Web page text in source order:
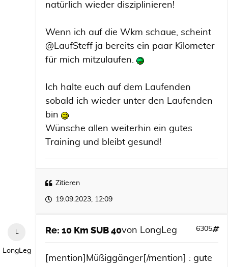
natürlich wieder disziplinieren!
Wenn ich auf die Wkm schaue, scheint
@LaufSteff ja bereits ein paar Kilometer
für mich mitzulaufen.
Ich halte euch auf dem Laufenden
sobald ich wieder unter den Laufenden
bin
Wünsche allen weiterhin ein gutes
Training und bleibt gesund!
Zitieren
19.09.2023, 12:09
LongLeg
Re: 10 Km SUB 40 6305
von LongLeg
[mention]Müßiggänger[/mention] : gute